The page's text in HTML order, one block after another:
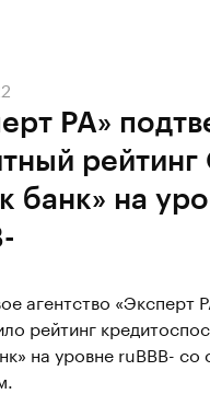
РА»
банк» на
агентство «Эксперт
рейтинг
на уровне ruВBB- со